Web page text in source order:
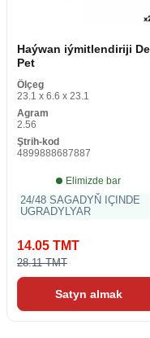
Haýwan iýmitlendiriji
Pet
Ölçeg
23.1 x 6.6 x 23.1
Agram
2.56
Ştrih-kod
4899888687887
Elimizde bar
24/48 SAGADYŇ IÇINDE
UGRADYLYAR
14.05 TMT
28.11 TMT
Satyn almak